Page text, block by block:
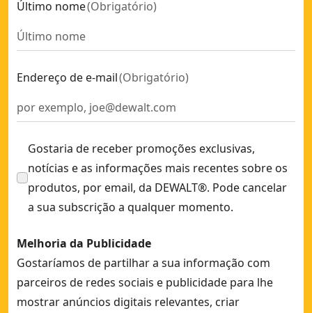
Último nome(Obrigatório)
Endereço de e-mail(Obrigatório)
Gostaria de receber promoções exclusivas,
notícias e as informações mais recentes sobre os
produtos, por email, da DEWALT®. Pode cancelar
a sua subscrição a qualquer momento.
Melhoria da Publicidade
Gostaríamos de partilhar a sua informação com
parceiros de redes sociais e publicidade para lhe
mostrar anúncios digitais relevantes, criar